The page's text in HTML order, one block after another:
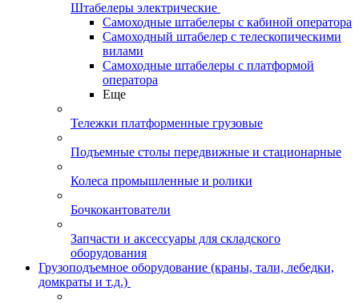
Штабелеры электрические
Самоходные штабелеры с кабиной оператора
Самоходный штабелер с телескопическими
вилами
Самоходные штабелеры с платформой
оператора
Еще
Тележки платформенные грузовые
Подъемные столы передвижные и стационарные
Колеса промышленные и ролики
Бочкокантователи
Запчасти и аксессуары для складского
оборудования
Грузоподъемное оборудование (краны, тали, лебедки,
домкраты и т.д.)